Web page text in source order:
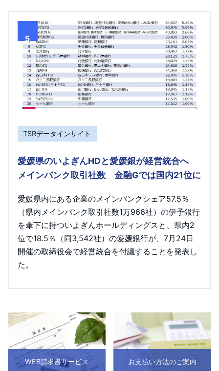
5
TSRデータインサイト
愛媛県のいよぎんHDと愛媛銀が経営統合へ
メインバンク取引社数 金融Gでは国内21位に
愛媛県内にある企業のメインバンクシェア57.5％
（県内メインバンク取引社数1万966社）の伊予銀行
を傘下に持ついよぎんホールディングスと、県内2
位で18.5％（同3,542社）の愛媛銀行が、7月24日
開催の取締役会で経営統合を付議することを発表し
た。
WEB請求書サービス お支払い方法のご案内